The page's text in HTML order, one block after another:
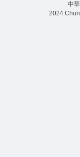
中
2024